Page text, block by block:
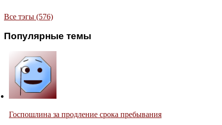
Все тэгы (576)
Популярные темы
Госпошлина за продление срока пребывания